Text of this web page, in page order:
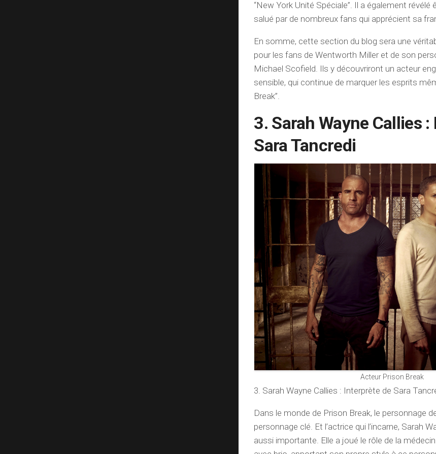
“New York Unité Spéciale”. Il a également révélé
salué par de nombreux fans qui apprécient sa
En somme, cette section du blog sera une
pour les fans de Wentworth Miller et de son
Michael Scofield. Ils y découvriront un acteur
sensible, qui continue de marquer les esprits
Break”.
3. Sarah Wayne Callies
Sara Tancredi
Acteur Prison Break
3. Sarah Wayne Callies : Interprète de Sara
Dans le monde de Prison Break, le personnage
personnage clé. Et l’actrice qui l’incarne, Sarah
aussi importante. Elle a joué le rôle de la